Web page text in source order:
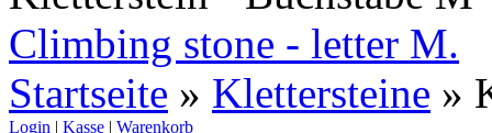
Climbing stone - letter M.
Startseite » Klettersteine »
Login | Kasse | Warenkorb